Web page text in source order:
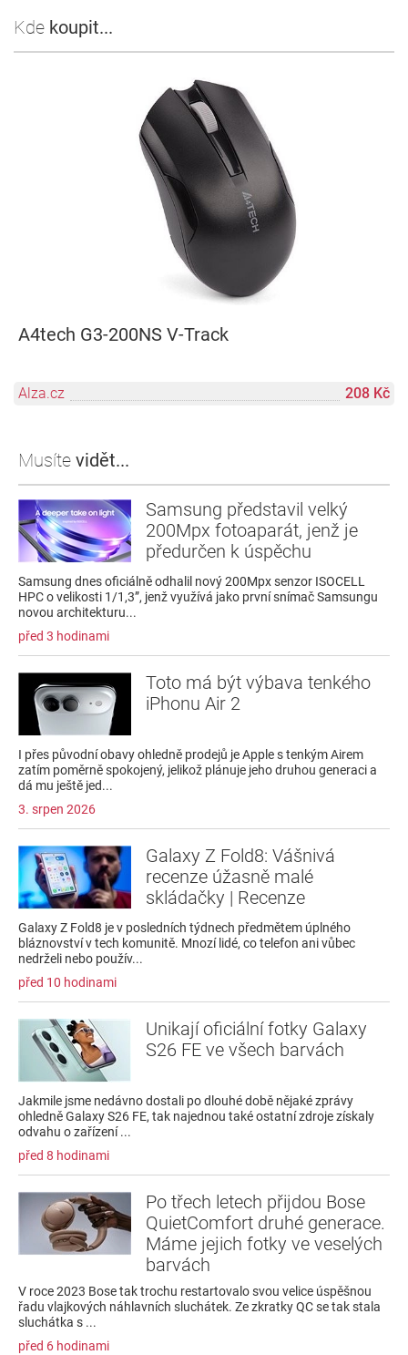
Kde koupit...
A4tech G3-200NS V-Track
Alza.cz 208 Kč
Musíte vidět...
Samsung představil velký
200Mpx fotoaparát, jenž je
předurčen k úspěchu
Samsung dnes oficiálně odhalil nový 200Mpx senzor ISOCELL
HPC o velikosti 1/1,3”, jenž využívá jako první snímač Samsungu
novou architekturu...
před 3 hodinami
Toto má být výbava tenkého
iPhonu Air 2
I přes původní obavy ohledně prodejů je Apple s tenkým Airem
zatím poměrně spokojený, jelikož plánuje jeho druhou generaci a
dá mu ještě jed...
3. srpen 2026
Galaxy Z Fold8: Vášnivá
recenze úžasně malé
skládačky | Recenze
Galaxy Z Fold8 je v posledních týdnech předmětem úplného
bláznovství v tech komunitě. Mnozí lidé, co telefon ani vůbec
nedrželi nebo použív...
před 10 hodinami
Unikají oficiální fotky Galaxy
S26 FE ve všech barvách
Jakmile jsme nedávno dostali po dlouhé době nějaké zprávy
ohledně Galaxy S26 FE, tak najednou také ostatní zdroje získaly
odvahu o zařízení ...
před 8 hodinami
Po třech letech přijdou Bose
QuietComfort druhé generace.
Máme jejich fotky ve veselých
barvách
V roce 2023 Bose tak trochu restartovalo svou velice úspěšnou
řadu vlajkových náhlavních sluchátek. Ze zkratky QC se tak stala
sluchátka s ...
před 6 hodinami